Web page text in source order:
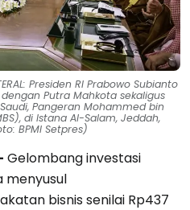
Presiden RI Prabowo Subianto
Putra Mahkota sekaligus
Pangeran Mohammed bin
di Istana Al-Salam, Jeddah,
BPMI Setpres)
Gelombang investasi
menyusul
bisnis senilai Rp437